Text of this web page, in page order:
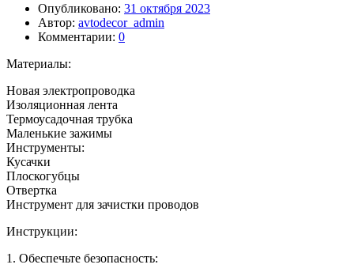
Опубликовано: 31 октября 2023
Автор: avtodecor_admin
Комментарии: 0
Материалы:
Новая электропроводка
Изоляционная лента
Термоусадочная трубка
Маленькие зажимы
Инструменты:
Кусачки
Плоскогубцы
Отвертка
Инструмент для зачистки проводов
Инструкции:
1. Обеспечьте безопасность: